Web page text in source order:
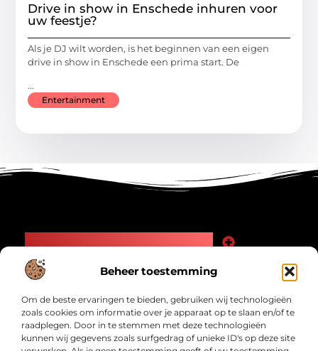
Beheer toestemming
Om de beste ervaringen te bieden, gebruiken wij technologieën
zoals cookies om informatie over je apparaat op te slaan en/of te
raadplegen. Door in te stemmen met deze technologieën
kunnen wij gegevens zoals surfgedrag of unieke ID's op deze site
Drive in show in Enschede inhuren voor
uw feestje?
Als je DJ wilt worden, is het beginnen van een eigen
drive in show in Enschede een prima start. De
...
Entertainment
Bericht categorie